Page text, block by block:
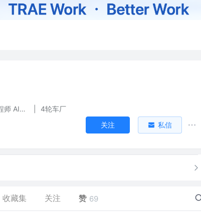
java高级 CV 工程师 AI拷问大师
4轮车厂
关注 私信
收藏集 关注 赞 69